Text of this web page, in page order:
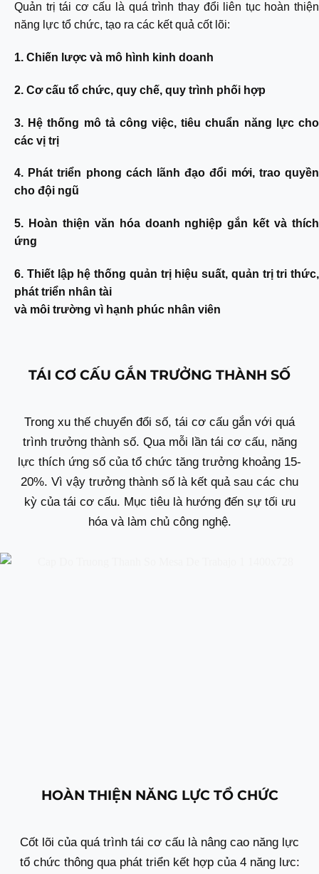
Quản trị tái cơ cấu là quá trình thay đổi liên tục hoàn thiện
năng lực tổ chức, tạo ra các kết quả cốt lõi:
1. Chiến lược và mô hình kinh doanh
2. Cơ cấu tổ chức, quy chế, quy trình phối hợp
3. Hệ thống mô tả công việc, tiêu chuẩn năng lực cho
các vị trị
4. Phát triển phong cách lãnh đạo đổi mới, trao quyền
cho đội ngũ
5. Hoàn thiện văn hóa doanh nghiệp gắn kết và thích
ứng
6. Thiết lập hệ thống quản trị hiệu suất, quản trị tri thức,
phát triển nhân tài
và môi trường vì hạnh phúc nhân viên
TÁI CƠ CẤU GẮN TRƯỞNG THÀNH SỐ
Trong xu thế chuyển đổi số, tái cơ cấu gắn với quá
trình trưởng thành số. Qua mỗi lần tái cơ cấu, năng
lực thích ứng số của tổ chức tăng trưởng khoảng 15-
20%. Vì vậy trưởng thành số là kết quả sau các chu
kỳ của tái cơ cấu. Mục tiêu là hướng đến sự tối ưu
hóa và làm chủ công nghệ.
HOÀN THIỆN NĂNG LỰC TỔ CHỨC
Cốt lõi của quá trình tái cơ cấu là nâng cao năng lực
tổ chức thông qua phát triển kết hợp của 4 năng lưc: